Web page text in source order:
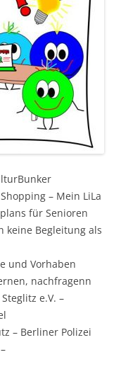
– Mein LiLa
für Senioren
keine Begleitung als
und Vorhaben
nachfragenn
e.V. –
– Berliner Polizei